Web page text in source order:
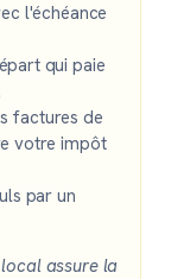
l'échéance
qui paie
factures de
votre impôt
par un
assure la